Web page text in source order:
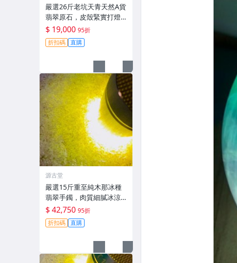
嚴選26斤老坑天青天然A貨
翡翠原石，皮殼緊實打燈
透亮，顏色濃郁種水佳，
質感飽滿，適合打造手鏈
料，保真可加工，支持定
$ 19,000 95折
折扣碼 直購
源古堂
嚴選15斤重至純木那冰種
翡翠手鐲，肉質細膩冰涼
感十足，螢光美不勝收，
重量壓手極具收藏價值。
翡翠玉器 翡翠手鏈 冰種翡
$ 42,750 95折
折扣碼 直購